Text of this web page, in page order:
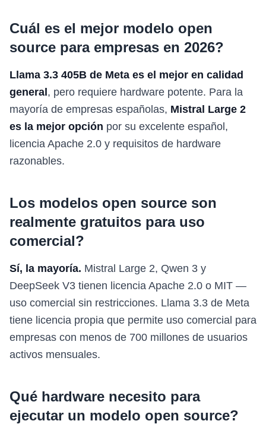
Cuál es el mejor modelo open
source para empresas en 2026?
Llama 3.3 405B de Meta es el mejor en calidad
general , pero requiere hardware potente. Para la
mayoría de empresas españolas, Mistral Large 2
es la mejor opción por su excelente español,
licencia Apache 2.0 y requisitos de hardware
razonables.
Los modelos open source son
realmente gratuitos para uso
comercial?
Sí, la mayoría. Mistral Large 2, Qwen 3 y
DeepSeek V3 tienen licencia Apache 2.0 o MIT —
uso comercial sin restricciones. Llama 3.3 de Meta
tiene licencia propia que permite uso comercial para
empresas con menos de 700 millones de usuarios
activos mensuales.
Qué hardware necesito para
ejecutar un modelo open source?